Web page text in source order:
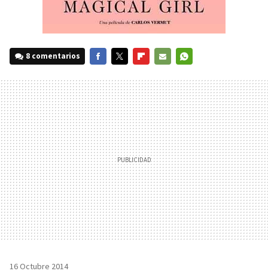
8 comentarios
MAIL
16 Octubre 2014